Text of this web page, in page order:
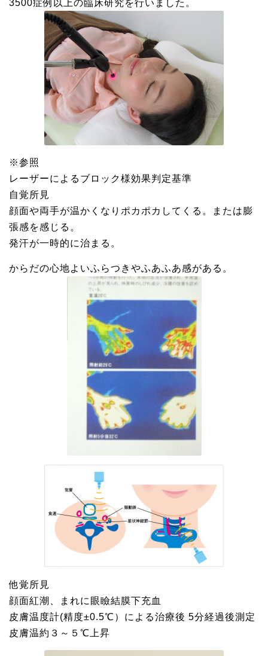
3500症例以上の臨床研究を行いました。
※参照
レーザーによるブロック様効果判定基準
自覚所見
顔面や両手が温かくなりポカポカしてくる。または膨
張感を感じる。
発汗が一時的に治まる。
からだの心地よいふらつきやふあふあ感がある。
他覚所見
顔面紅潮、まれに眼瞼結膜下充血
皮膚温度計(精度±0.5℃）による治療後 5分経過後測定
皮膚温約３～５℃上昇